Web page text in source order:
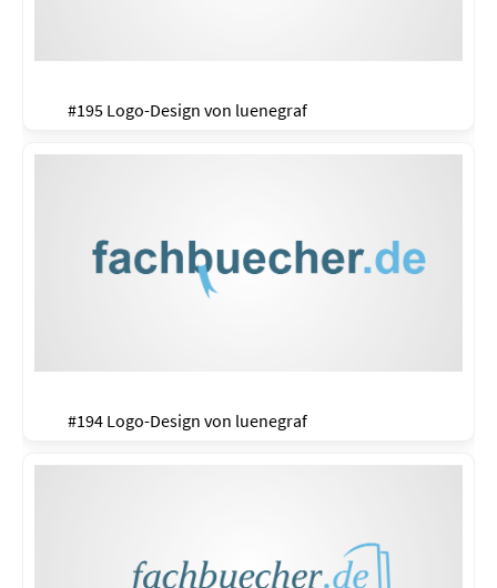
#195 Logo-Design von luenegraf
#194 Logo-Design von luenegraf